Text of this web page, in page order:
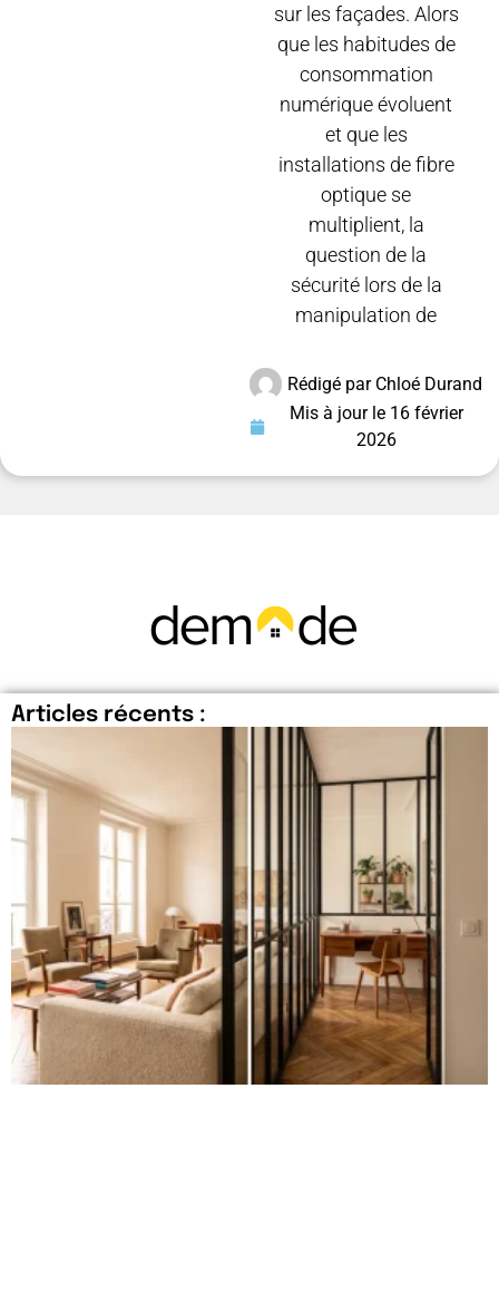
sur les façades. Alors
que les habitudes de
consommation
numérique évoluent
et que les
installations de fibre
optique se
multiplient, la
question de la
sécurité lors de la
manipulation de
Rédigé par Chloé Durand
Mis à jour le 16 février
2026
Articles récents :